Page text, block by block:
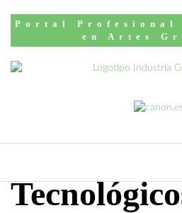
Portal Profesional
en Artes
Inicio Noticias
Dantex
anuncia la
Inversión
Centros